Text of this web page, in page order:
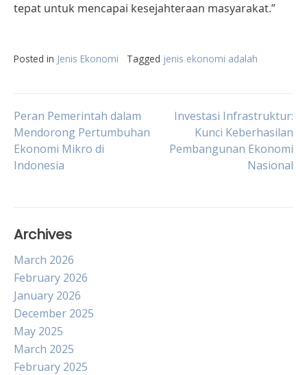
tepat untuk mencapai kesejahteraan masyarakat.”
Posted in Jenis Ekonomi Tagged jenis ekonomi adalah
Post
navigation
Peran Pemerintah dalam
Mendorong Pertumbuhan
Ekonomi Mikro di
Indonesia
Investasi Infrastruktur:
Kunci Keberhasilan
Pembangunan Ekonomi
Nasional
Archives
March 2026
February 2026
January 2026
December 2025
May 2025
March 2025
February 2025